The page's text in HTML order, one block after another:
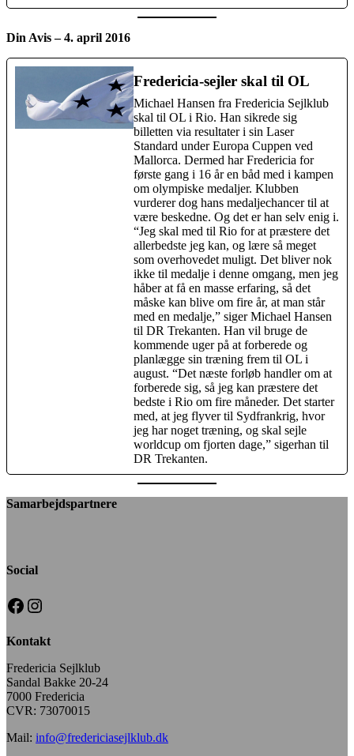
Din Avis – 4. april 2016
Fredericia-sejler skal til OL
Michael Hansen fra Fredericia Sejlklub
skal til OL i Rio. Han sikrede sig
billetten via resultater i sin Laser
Standard under Europa Cuppen ved
Mallorca. Dermed har Fredericia for
første gang i 16 år en båd med i kampen
om olympiske medaljer. Klubben
vurderer dog hans medaljechancer til at
være beskedne. Og det er han selv enig i.
“Jeg skal med til Rio for at præstere det
allerbedste jeg kan, og lære så meget
som overhovedet muligt. Det bliver nok
ikke til medalje i denne omgang, men jeg
håber at få en masse erfaring, så det
måske kan blive om fire år, at man står
med en medalje,” siger Michael Hansen
til DR Trekanten. Han vil bruge de
kommende uger på at forberede og
planlægge sin træning frem til OL i
august. “Det næste forløb handler om at
forberede sig, så jeg kan præstere det
bedste i Rio om fire måneder. Det starter
med, at jeg flyver til Sydfrankrig, hvor
jeg har noget træning, og skal sejle
worldcup om fjorten dage,” sigerhan til
DR Trekanten.
Samarbejdspartnere
Social
Facebook
Instagram
Kontakt
Fredericia Sejlklub
Sandal Bakke 20-24
7000 Fredericia
CVR: 73070015
Mail: info@fredericiasejlklub.dk